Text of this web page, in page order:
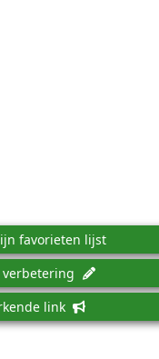
favorieten lijst
verbetering
link